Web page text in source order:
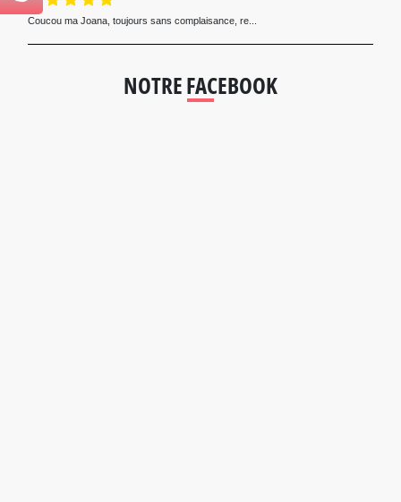
Coucou ma Joana, toujours sans complaisance, re...
NOTRE FACEBOOK